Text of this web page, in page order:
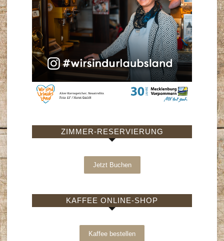
ZIMMER-RESERVIERUNG
Jetzt Buchen
KAFFEE ONLINE-SHOP
Kaffee bestellen